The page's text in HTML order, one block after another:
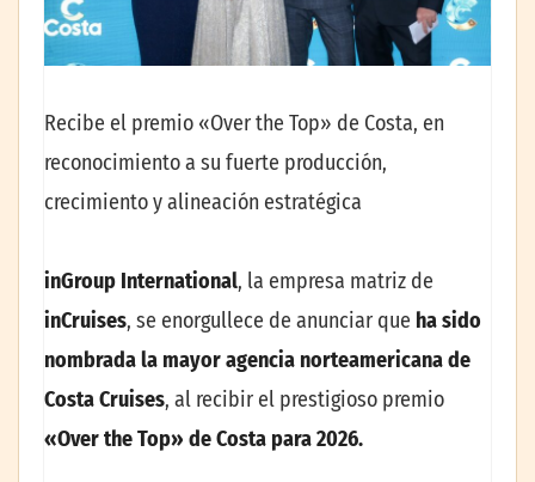
Recibe el premio «Over the Top» de Costa, en
reconocimiento a su fuerte producción,
crecimiento y alineación estratégica
inGroup International, la empresa matriz de
inCruises, se enorgullece de anunciar que ha sido
nombrada la mayor agencia norteamericana de
Costa Cruises, al recibir el prestigioso premio
«Over the Top» de Costa para 2026.